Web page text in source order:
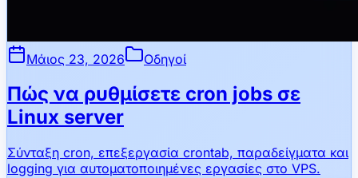
Μάιος 23, 2026 Οδηγοί
Πώς να ρυθμίσετε cron jobs σε
Linux server
Σύνταξη cron, επεξεργασία crontab, παραδείγματα και
logging για αυτοματοποιημένες εργασίες στο VPS.